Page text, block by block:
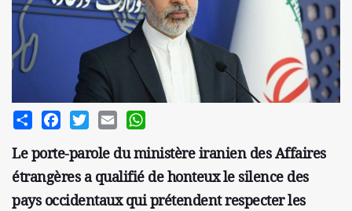
Share FacebookTwitterEmail
Le porte-parole du ministère iranien des Affaires
étrangères a qualifié de honteux le silence des
pays occidentaux qui prétendent respecter les